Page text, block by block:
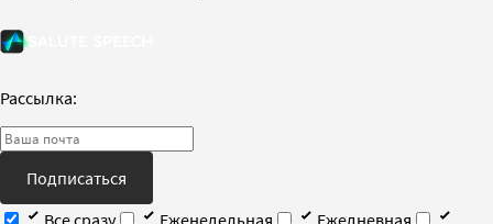
Рассылка:
Подписаться
Все сразу
Еженедельная Ежедневная